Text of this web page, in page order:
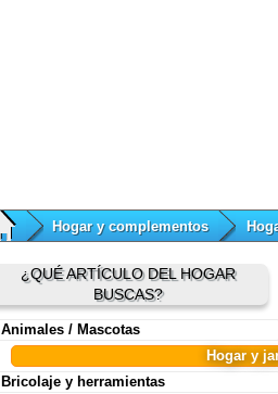
Hogar y complementos
¿QUÉ ARTÍCULO DEL HOGAR
BUSCAS?
Animales / Mascotas
Hogar y
Bricolaje y herramientas